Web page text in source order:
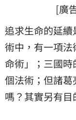
[廣
追求生命的延
術中，有一項
命術」；三國
個法術；但諸
嗎？其實另有目